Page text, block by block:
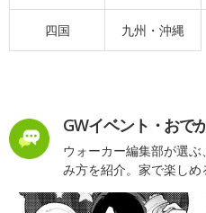
四国 九州・沖縄
GWイベント・おで
ウォーカー編集部が選
み方を紹介。家で楽しめ